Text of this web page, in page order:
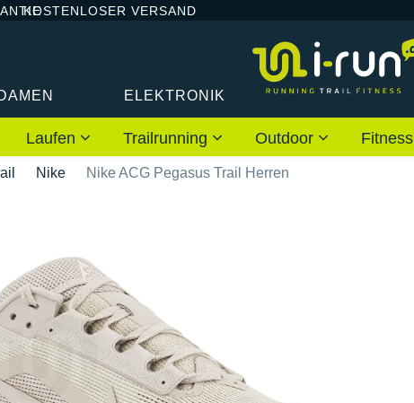
KOSTENLOSER VERSAND
ELEKTRONIK
Laufen Trailrunning Outdoor Fitness
Nike Nike ACG Pegasus Trail Herren